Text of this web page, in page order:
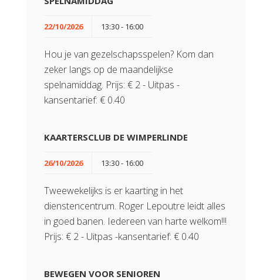
22/10/2026 13:30 - 16:00
Hou je van gezelschapsspelen? Kom dan
zeker langs op de maandelijkse
spelnamiddag. Prijs: € 2 - Uitpas -
kansentarief: € 0.40
KAARTERSCLUB DE WIMPERLINDE
26/10/2026 13:30 - 16:00
Tweewekelijks is er kaarting in het
dienstencentrum. Roger Lepoutre leidt alles
in goed banen. Iedereen van harte welkom!!!
Prijs: € 2 - Uitpas -kansentarief: € 0.40
BEWEGEN VOOR SENIOREN